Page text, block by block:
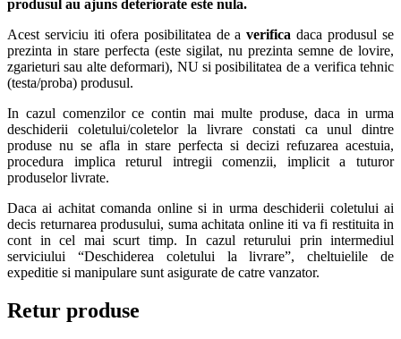
produsul au ajuns deteriorate este nula.
Acest serviciu iti ofera posibilitatea de averifica daca produsul se
prezinta in stare perfecta (este sigilat, nu prezinta semne de lovire,
zgarieturi sau alte deformari), NU si posibilitatea de a verifica tehnic
(testa/proba) produsul.
In cazul comenzilor ce contin mai multe produse, daca in urma
deschiderii coletului/coletelor la livrare constati ca unul dintre
produse nu se afla in stare perfecta si decizi refuzarea acestuia,
procedura implica returul intregii comenzii, implicit a tuturor
produselor livrate.
Daca ai achitat comanda online si in urma deschiderii coletului ai
decis returnarea produsului, suma achitata online iti va fi restituita in
cont in cel mai scurt timp. In cazul returului prin intermediul
serviciului “Deschiderea coletului la livrare”, cheltuielile de
expeditie si manipulare sunt asigurate de catre vanzator.
Retur produse